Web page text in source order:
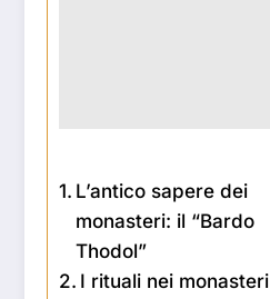
L’antico sapere dei
monasteri: il “Bardo
Thodol”
I rituali nei monasteri